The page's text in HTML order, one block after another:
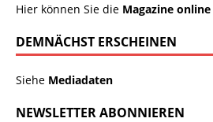
Hier können Sie die Magazine online
DEMNÄCHST ERSCHEINEN
Siehe Mediadaten
NEWSLETTER ABONNIEREN